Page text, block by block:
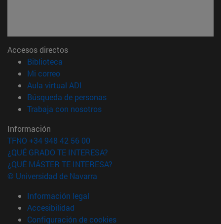
Accesos directos
Biblioteca
Mi correo(abre en nueva ventana)
Aula virtual ADI
Búsqueda de personas(abre en nueva ventana)
Trabaja con nosotros(abre en nueva ventana)
Información
TFNO +34 948 42 56 00
¿QUÉ GRADO TE INTERESA?
¿QUÉ MÁSTER TE INTERESA?
© Universidad de Navarra
Información legal
Accesibilidad
Configuración de cookies